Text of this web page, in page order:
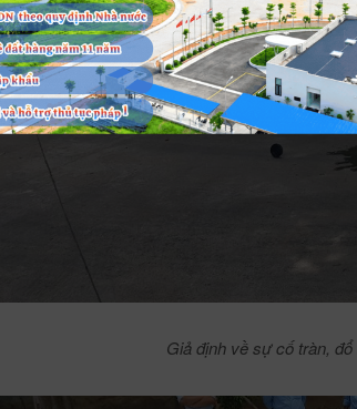
Giả định về sự cố tràn,